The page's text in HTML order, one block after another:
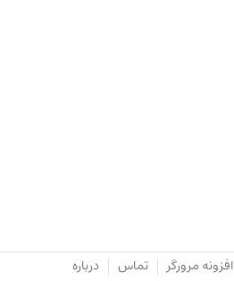
افزونه مرورگر تماس درباره